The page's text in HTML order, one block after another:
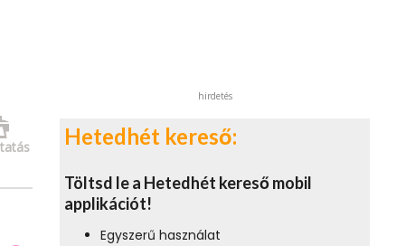
hirdetés
Hetedhét kereső:
Töltsd le a Hetedhét kereső mobil
applikációt!
Egyszerű használat